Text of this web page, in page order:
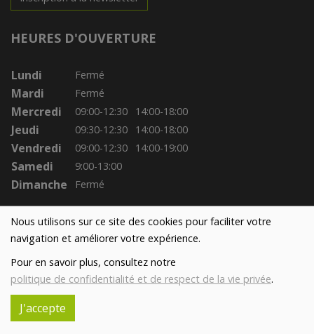
Nous utilisons sur ce site des cookies pour faciliter votre
navigation et améliorer votre expérience.
Pour en savoir plus, consultez notre
politique de confidentialité et de respect de la vie privée.
J'accepte
HEURES D'OUVERTURE
Lundi Fermé
Mardi Fermé
Mercredi 09:00-12:30 14:00-18:00
Jeudi 09:30-12:30 14:00-18:00
Vendredi 09:00-12:30 14:00-19:00
Samedi 9:00-13:00
Dimanche Fermé